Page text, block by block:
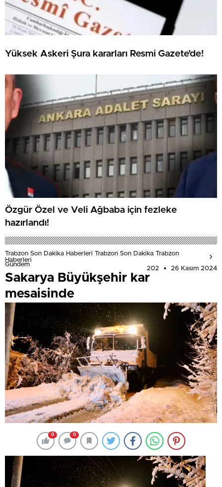
Yüksek Askeri Şura kararları Resmi Gazete’de!
Özgür Özel ve Veli Ağbaba için fezleke
hazırlandı!
Trabzon Son Dakika Haberleri Trabzon Son Dakika Trabzon
Haberleri
Gündem
202 26 Kasım 2024
Sakarya Büyükşehir kar
mesaisinde
0 0